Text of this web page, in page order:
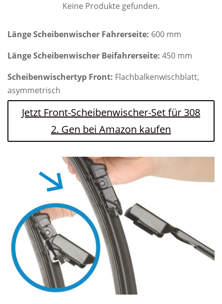
Keine Produkte gefunden.
Länge Scheibenwischer Fahrerseite: 600 mm
Länge Scheibenwischer Beifahrerseite: 450 mm
Scheibenwischertyp Front: Flachbalkenwischblatt,
asymmetrisch
Jetzt Front-Scheibenwischer-Set für 308
2. Gen bei Amazon kaufen